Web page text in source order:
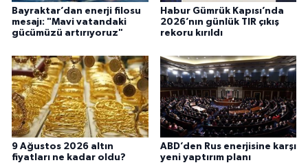
Bayraktar’dan enerji filosu
mesajı: "Mavi vatandaki
gücümüzü artırıyoruz"
Habur Gümrük Kapısı’nda
2026’nın günlük TIR çıkış
rekoru kırıldı
9 Ağustos 2026 altın
fiyatları ne kadar oldu?
ABD’den Rus enerjisine karşı
yeni yaptırım planı